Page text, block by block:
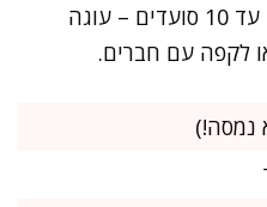
עגולה בקוטר 24, מתאים ל-8 עד 10 סועדים – עוגה
לקפה עם חברים.